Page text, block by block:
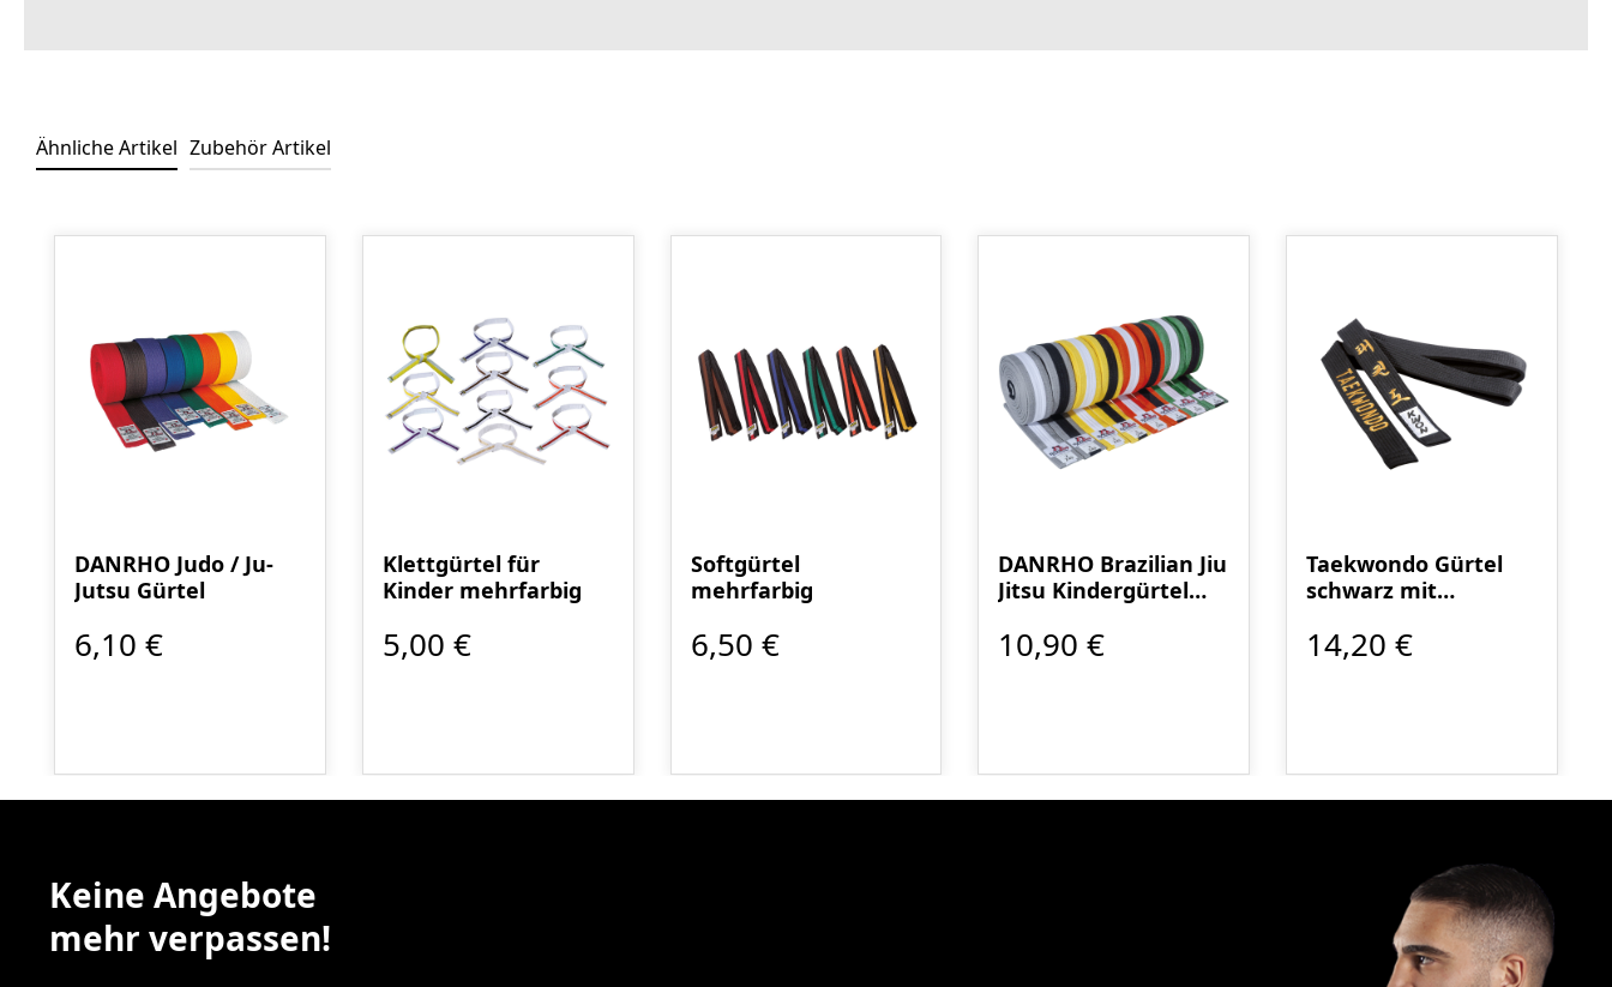
Ähnliche Artikel Zubehör Artikel
DANRHO Judo / Ju-
Jutsu Gürtel
6,10 €
Klettgürtel für
Kinder mehrfarbig
5,00 €
Softgürtel
mehrfarbig
6,50 €
DANRHO Brazilian Jiu
Jitsu Kindergürtel
10,90 €
Taekwondo Gürtel
schwarz mit
14,20 €
Keine Angebote
mehr verpassen!